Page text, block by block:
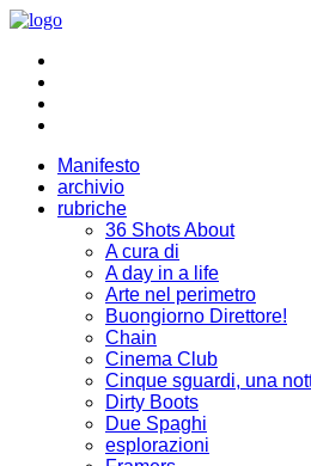
Manifesto
archivio
rubriche
36 Shots About
A cura di
A day in a life
Arte nel perimetro
Buongiorno Direttore!
Chain
Cinema Club
Cinque sguardi, una
Dirty Boots
Due Spaghi
esplorazioni